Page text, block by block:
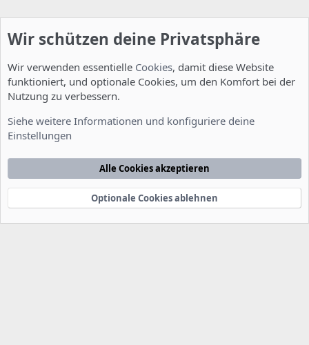
Nutzungsbedingungen Datenschutzerklärung
Startseite
e
Community platform by XenForo® © 2010-2022 XenForo Ltd.
xenDach©2010-2014
Wir schützen deine Privatsphäre
Wir verwenden essentielle Cookies, damit diese Website
funktioniert, und optionale Cookies, um den Komfort bei der
Nutzung zu verbessern.
Siehe weitere Informationen und konfiguriere deine
Einstellungen
Alle Cookies akzeptieren
Optionale Cookies ablehnen